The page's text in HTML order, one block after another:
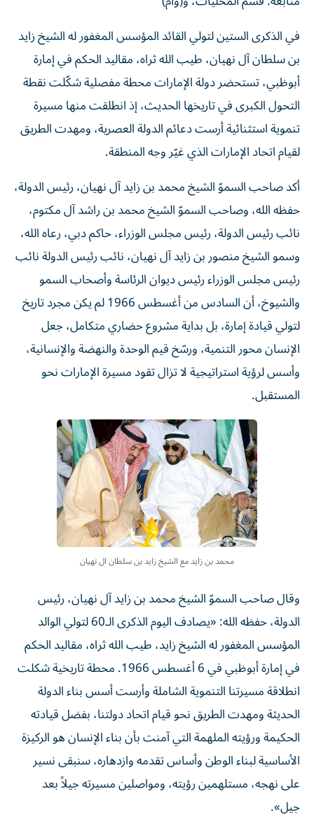
في الذكرى الستين لتولي القائد المؤسس المغفور له الشيخ زايد
بن سلطان آل نهيان، طيب الله ثراه، مقاليد الحكم في إمارة
أبوظبي، تستحضر دولة الإمارات محطة مفصلية شكّلت نقطة
التحول الكبرى في تاريخها الحديث، إذ انطلقت منها مسيرة
تنموية استثنائية أرست دعائم الدولة العصرية، ومهدت الطريق
لقيام اتحاد الإمارات الذي غيّر وجه المنطقة.
أكد صاحب السموّ الشيخ محمد بن زايد آل نهيان، رئيس الدولة،
حفظه الله، وصاحب السموّ الشيخ محمد بن راشد آل مكتوم،
نائب رئيس الدولة، رئيس مجلس الوزراء، حاكم دبي، رعاه الله،
وسمو الشيخ منصور بن زايد آل نهيان، نائب رئيس الدولة نائب
رئيس مجلس الوزراء رئيس ديوان الرئاسة وأصحاب السمو
والشيوخ، أن السادس من أغسطس 1966 لم يكن مجرد تاريخ
لتولي قيادة إمارة، بل بداية مشروع حضاري متكامل، جعل
الإنسان محور التنمية، ورسّخ قيم الوحدة والنهضة والإنسانية،
وأسس لرؤية استراتيجية لا تزال تقود مسيرة الإمارات نحو
المستقبل.
محمد بن زايد مع الشيخ زايد بن سلطان ال نهيان
وقال صاحب السموّ الشيخ محمد بن زايد آل نهيان، رئيس
الدولة، حفظه الله: «يصادف اليوم الذكرى الـ60 لتولي الوالد
المؤسس المغفور له الشيخ زايد، طيب الله ثراه، مقاليد الحكم
في إمارة أبوظبي في 6 أغسطس 1966. محطة تاريخية شكلت
انطلاقة مسيرتنا التنموية الشاملة وأرست أسس بناء الدولة
الحديثة ومهدت الطريق نحو قيام اتحاد دولتنا، بفضل قيادته
الحكيمة ورؤيته الملهمة التي آمنت بأن بناء الإنسان هو الركيزة
الأساسية لبناء الوطن وأساس تقدمه وازدهاره، سنبقى نسير
على نهجه، مستلهمين رؤيته، ومواصلين مسيرته جيلاً بعد
جيل».